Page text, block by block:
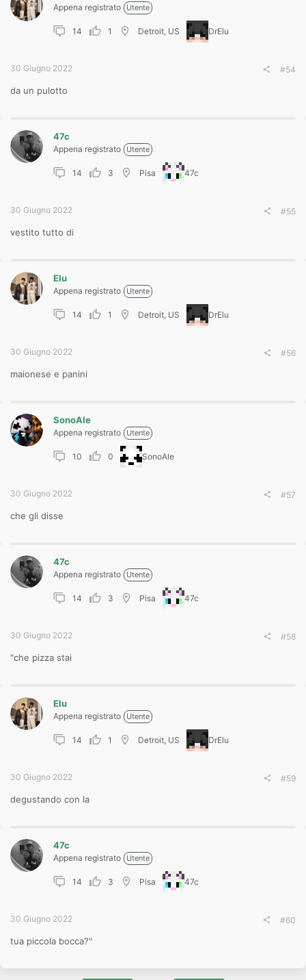
Appena registrato Utente
14 1 Detroit, US DrElu
30 Giugno 2022 #54
da un pulotto
47c
Appena registrato Utente
14 3 Pisa 47c
30 Giugno 2022 #55
vestito tutto di
Elu
Appena registrato Utente
14 1 Detroit, US DrElu
30 Giugno 2022 #56
maionese e panini
SonoAle
Appena registrato Utente
10 0 SonoAle
30 Giugno 2022 #57
che gli disse
47c
Appena registrato Utente
14 3 Pisa 47c
30 Giugno 2022 #58
"che pizza stai
Elu
Appena registrato Utente
14 1 Detroit, US DrElu
30 Giugno 2022 #59
degustando con la
47c
Appena registrato Utente
14 3 Pisa 47c
30 Giugno 2022 #60
tua piccola bocca?"